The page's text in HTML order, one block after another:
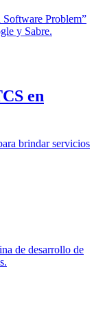
Software Problem”
y Sabre.
en
brindar servicios
de desarrollo de